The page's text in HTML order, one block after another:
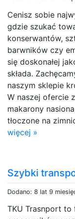
Cenisz sobie
gdzie szukać
konserwantów,
barwników czy
się doskonałej
składa.
naszym sklepie
W naszej ofercie
makarony
tłoczone na
więcej »
Szybki
Dodano: 8 lat 9
TKU Trasnport to